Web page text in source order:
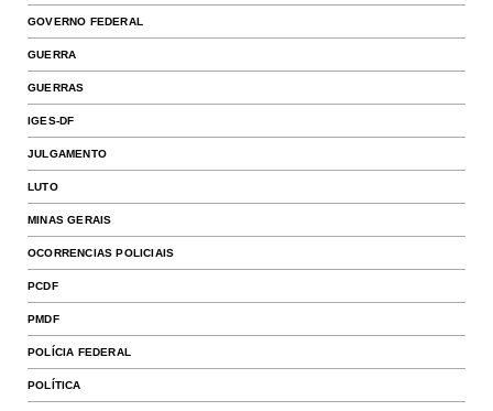
GOVERNO FEDERAL
GUERRA
GUERRAS
IGES-DF
JULGAMENTO
LUTO
MINAS GERAIS
OCORRENCIAS POLICIAIS
PCDF
PMDF
POLÍCIA FEDERAL
POLÍTICA